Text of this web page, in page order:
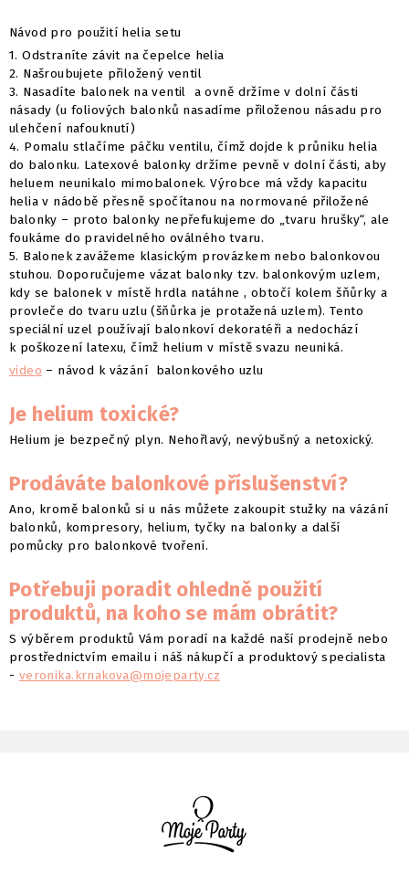
Návod pro použití helia setu
1. Odstraníte závit na čepelce helia
2. Našroubujete přiložený ventil
3. Nasadíte balonek na ventil a ovně držíme v dolní části
násady (u foliových balonků nasadíme přiloženou násadu pro
ulehčení nafouknutí)
4. Pomalu stlačíme páčku ventilu, čímž dojde k průniku helia
do balonku. Latexové balonky držíme pevně v dolní části, aby
heluem neunikalo mimobalonek. Výrobce má vždy kapacitu
helia v nádobě přesně spočítanou na normované přiložené
balonky – proto balonky nepřefukujeme do „tvaru hrušky“, ale
foukáme do pravidelného oválného tvaru.
5. Balonek zavážeme klasickým provázkem nebo balonkovou
stuhou. Doporučujeme vázat balonky tzv. balonkovým uzlem,
kdy se balonek v místě hrdla natáhne , obtočí kolem šňůrky a
provleče do tvaru uzlu (šňůrka je protažená uzlem). Tento
speciální uzel používají balonkoví dekoratéři a nedochází
k poškození latexu, čímž helium v místě svazu neuniká.
video – návod k vázání balonkového uzlu
Je helium toxické?
Helium je bezpečný plyn. Nehořlavý, nevýbušný a netoxický.
Prodáváte balonkové příslušenství?
Ano, kromě balonků si u nás můžete zakoupit stužky na vázání
balonků, kompresory, helium, tyčky na balonky a další
pomůcky pro balonkové tvoření.
Potřebuji poradit ohledně použití
produktů, na koho se mám obrátit?
S výběrem produktů Vám poradí na každé naší prodejně nebo
prostřednictvím emailu i náš nákupčí a produktový specialista
- veronika.krnakova@mojeparty.cz